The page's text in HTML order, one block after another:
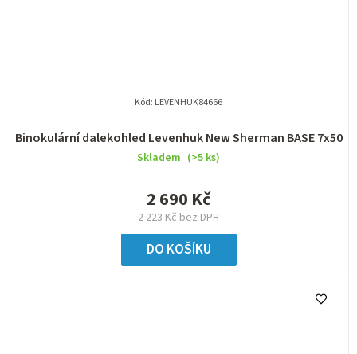
Binokulární dalekohled Levenhuk New Sherman BASE 7x50
Skladem (>5 ks)
2 223 Kč bez DPH
2 690 Kč
DO KOŠÍKU
Kód: LEVENHUK84666